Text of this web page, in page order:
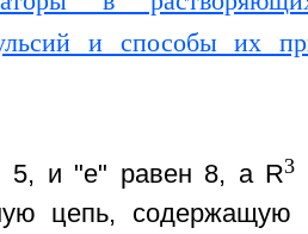
5, и "e" равен 8, а R3
цепь,